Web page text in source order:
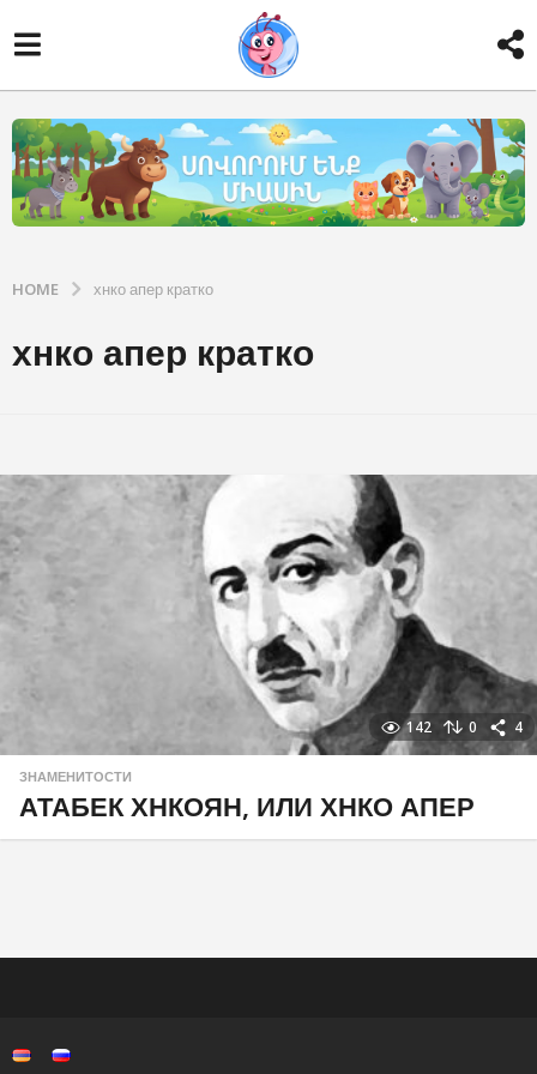
HOME хнко апер кратко
хнко апер кратко
142 0 4
ЗНАМЕНИТОСТИ
АТАБЕК ХНКОЯН, ИЛИ ХНКО АПЕР